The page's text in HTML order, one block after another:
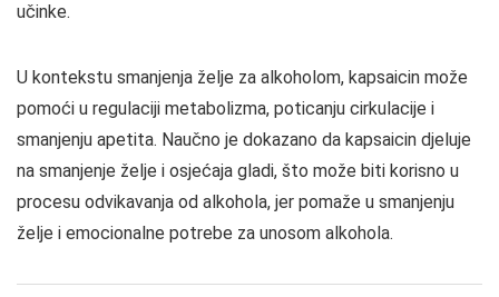
učinke.
U kontekstu smanjenja želje za alkoholom, kapsaicin može
pomoći u regulaciji metabolizma, poticanju cirkulacije i
smanjenju apetita. Naučno je dokazano da kapsaicin djeluje
na smanjenje želje i osjećaja gladi, što može biti korisno u
procesu odvikavanja od alkohola, jer pomaže u smanjenju
želje i emocionalne potrebe za unosom alkohola.